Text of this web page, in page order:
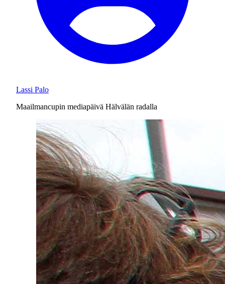
Lassi Palo
Maailmancupin mediapäivä Hälvälän radalla